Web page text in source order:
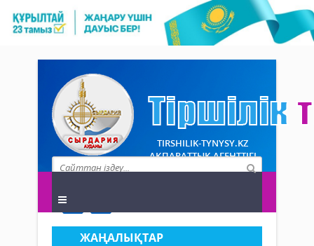
TIRSHILIK-TYNYSY.KZ
АҚПАРАТТЫҚ АГЕНТТІГІ
ЖАҢАЛЫҚТАР